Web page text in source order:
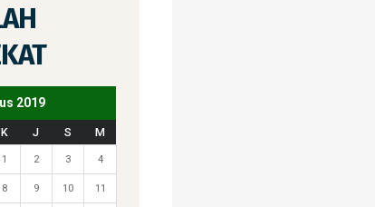
2019
K J S M
1 2 3 4
8 9 10 11